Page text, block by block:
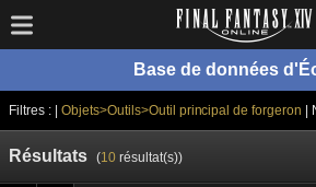
Base de données
Filtres : | Objets>Outils>Outil principal de forgeron
Résultats (10résultat(s))